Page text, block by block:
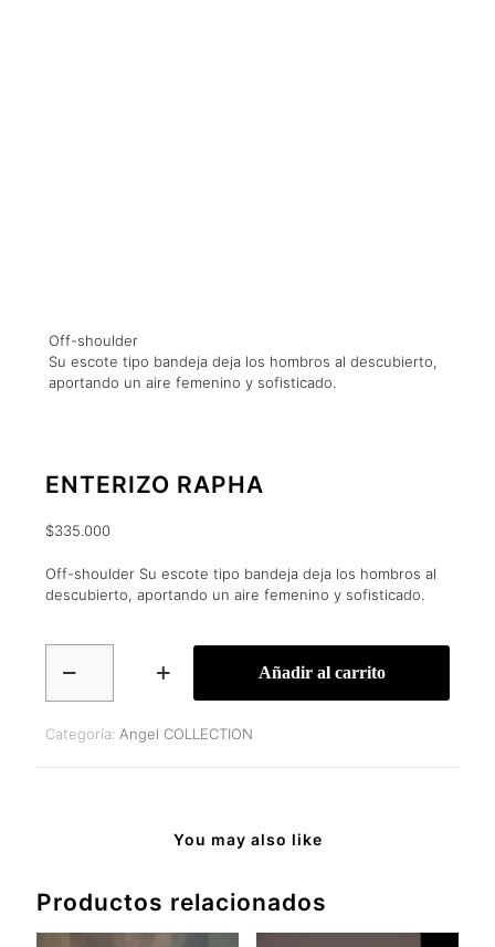
Off-shoulder
Su escote tipo bandeja deja los hombros al descubierto,
aportando un aire femenino y sofisticado.
ENTERIZO RAPHA
$335.000
Off-shoulder Su escote tipo bandeja deja los hombros al
descubierto, aportando un aire femenino y sofisticado.
RAPHA
Añadir al carrito
Categoría: Angel COLLECTION
You may also like
Productos relacionados